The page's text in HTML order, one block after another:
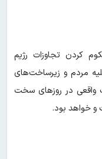
کردن تجاوزات رژیم
مردم و زیرساخت‌های
واقعی در روزهای سخت
خواهد بود.